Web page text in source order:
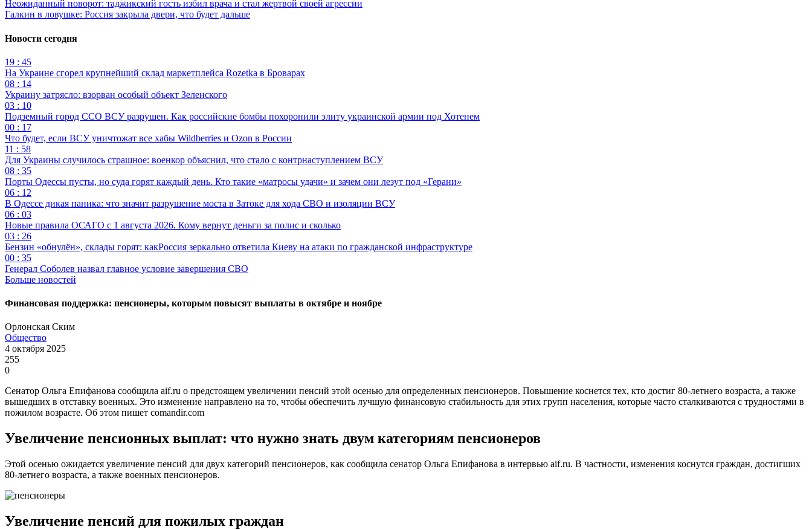
Неожиданный поворот: таджикский гость избил врача и стал жертвой своей агрессии
Галкин в ловушке: Россия закрыла двери, что будет дальше
Новости сегодня
19 : 45
На Украине сгорел крупнейший склад маркетплейса Rozetka в Броварах
08 : 14
Украину затрясло: взорван особый объект Зеленского
03 : 10
Подземный город ССО ВСУ разрушен. Как российские бомбы похоронили элиту украинской армии под Хотенем
00 : 17
Что будет, если ВСУ уничтожат все хабы Wildberries и Ozon в России
11 : 58
Для Украины случилось страшное: военкор объяснил, что стало с контрнаступлением ВСУ
08 : 35
Порты Одессы пусты, но суда горят каждый день. Кто такие «матросы удачи» и зачем они лезут под «Герани»
06 : 12
В Одессе дикая паника: что значит разрушение моста в Затоке для хода СВО и изоляции ВСУ
06 : 03
Новые правила ОСАГО с 1 августа 2026. Кому вернут деньги за полис и сколько
03 : 26
Бензин «обнулён», склады горят: какРоссия зеркально ответила Киеву на атаки по гражданской инфраструктуре
00 : 35
Генерал Соболев назвал главное условие завершения СВО
Больше новостей
Финансовая поддержка: пенсионеры, которым повысят выплаты в октябре и ноябре
Орлонская Ским
Общество
4 октября 2025
255
0
Сенатор Ольга Епифанова сообщила aif.ru о предстоящем увеличении пенсий этой осенью для определенных пенсионеров. Повышение коснется тех, кто достиг 80-летнего возраста, а также
вышедших в отставку военных. Это изменение направлено на то, чтобы обеспечить лучшую финансовую стабильность для этих групп населения, которые часто сталкиваются с трудностями в
пожилом возрасте. Об этом пишет comandir.com
Увеличение пенсионных выплат: что нужно знать двум категориям пенсионеров
Этой осенью ожидается увеличение пенсий для двух категорий пенсионеров, как сообщила сенатор Ольга Епифанова в интервью aif.ru. В частности, изменения коснутся граждан, достигших
80-летнего возраста, а также военных пенсионеров.
Увеличение пенсий для пожилых граждан